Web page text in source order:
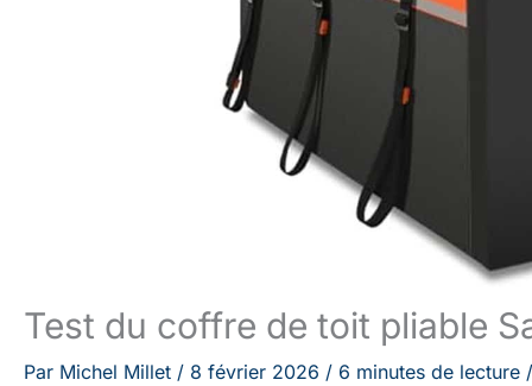
Test du coffre de toit pliable
Par Michel Millet / 8 février 2026 / 6 minutes de lecture /